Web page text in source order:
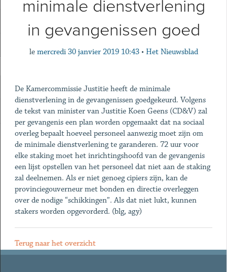
minimale dienstverlening
in gevangenissen goed
le mercredi 30 janvier 2019 10:43 • Het Nieuwsblad
De Kamercommissie Justitie heeft de minimale
dienstverlening in de gevangenissen goedgekeurd. Volgens
de tekst van minister van Justitie Koen Geens (CD&V) zal
per gevangenis een plan worden op­gemaakt dat na sociaal
overleg bepaalt hoeveel personeel aanwezig moet zijn om
de minimale dienstverlening te garanderen. 72 uur voor
elke staking moet het inrichtingshoofd van de gevangenis
een lijst opstellen van het personeel dat niet aan de staking
zal deelnemen. Als er niet genoeg cipiers zijn, kan de
provinciegouverneur met bonden en directie overleggen
over de nodige “schikkingen”. ­Als dat niet lukt, kunnen
stakers worden opgevorderd. (blg, agy)
Terug naar het overzicht